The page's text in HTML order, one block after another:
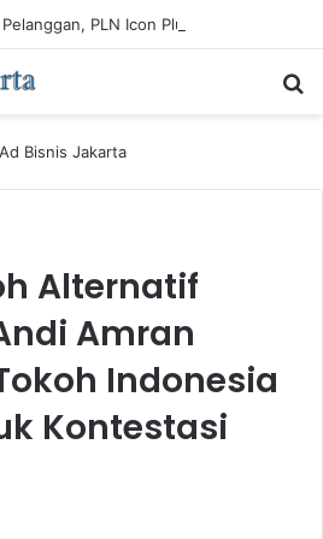
Alternatif
Amran
Indonesia
Kontestasi